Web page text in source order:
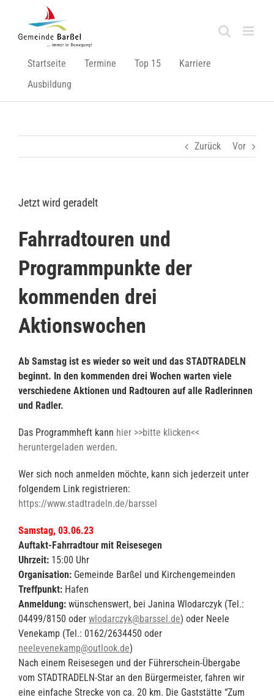
springen
Startseite Termine Top 15
Karriere
Ausbildung
Zurück Vor
Jetzt wird geradelt
Fahrradtouren und
Programmpunkte der
kommenden drei
Aktionswochen
Ab Samstag ist es wieder so weit und das STADTRADELN
beginnt. In den kommenden drei Wochen warten viele
verschiedene Aktionen und Radtouren auf alle Radlerinnen
und Radler.
Das Programmheft kann hier >>bitte klicken<<
heruntergeladen werden.
Wer sich noch anmelden möchte, kann sich jederzeit unter
folgendem Link registrieren:
https://www.stadtradeln.de/barssel
Samstag, 03.06.23
Auftakt-Fahrradtour mit Reisesegen
Uhrzeit: 15:00 Uhr
Organisation: Gemeinde Barßel und Kirchengemeinden
Treffpunkt: Hafen
Anmeldung: wünschenswert, bei Janina Wlodarczyk (Tel.:
04499/8150 oder wlodarczyk@barssel.de) oder Neele
Venekamp (Tel.: 0162/2634450 oder
neelevenekamp@outlook.de)
Nach einem Reisesegen und der Führerschein-Übergabe
vom STADTRADELN-Star an den Bürgermeister, fahren wir
eine einfache Strecke von ca. 20 km. Die Gaststätte “Zum